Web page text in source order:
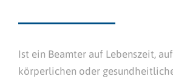
Ist ein Beamter auf Lebenszeit,
körperlichen oder